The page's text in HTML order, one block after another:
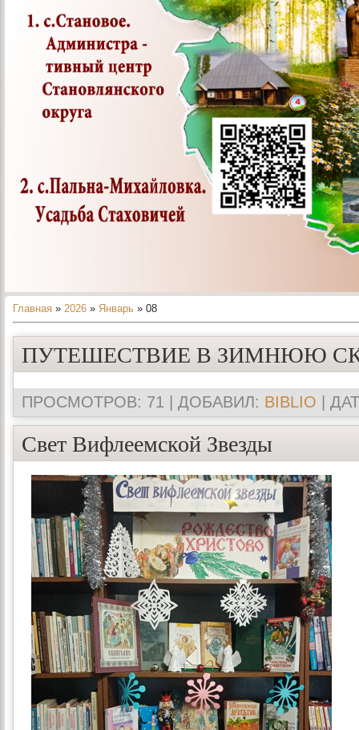
Главная » 2026 » Январь » 08
ПУТЕШЕСТВИЕ В ЗИМНЮЮ
ПРОСМОТРОВ: 71 | ДОБАВИЛ: BIBLIO |
Свет Вифлеемской Звезды